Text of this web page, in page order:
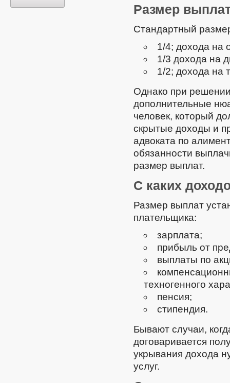
Размер
Стандартный
1/4; дохода на
1/3 дохода на
1/2; дохода на
Однако при
дополнительные
человек, который
скрытые доходы и
адвоката по
обязанности
размер выплат.
С каких
Размер выплат
плательщика:
зарплата;
прибыль от
выплаты по
техногенного
пенсия;
стипендия.
Бывают случаи,
договаривается
укрывания дохода
услуг.